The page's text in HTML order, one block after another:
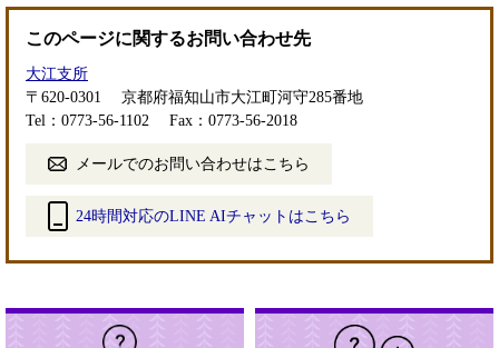
このページに関するお問い合わせ先
大江支所
〒620-0301
京都府福知山市大江町河守285番地
Tel：0773-56-1102
Fax：0773-56-2018
メールでのお問い合わせはこちら
24時間対応のLINE AIチャットはこちら
リ